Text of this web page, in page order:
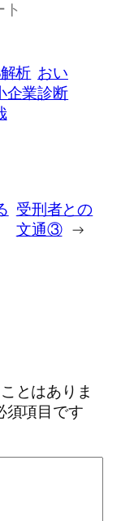
析 おい
企業診断
受刑者との
文通③ →
とはありま
須項目です